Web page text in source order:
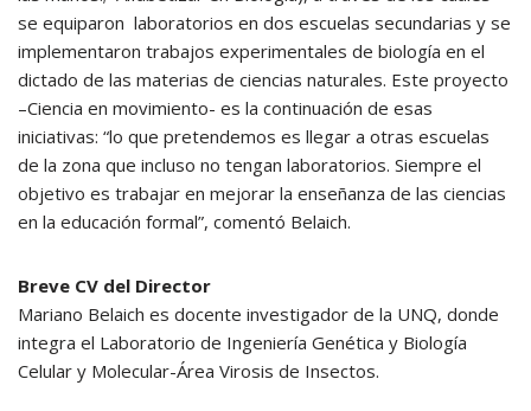
se equiparon laboratorios en dos escuelas secundarias y se
implementaron trabajos experimentales de biología en el
dictado de las materias de ciencias naturales. Este proyecto
–Ciencia en movimiento- es la continuación de esas
iniciativas: “lo que pretendemos es llegar a otras escuelas
de la zona que incluso no tengan laboratorios. Siempre el
objetivo es trabajar en mejorar la enseñanza de las ciencias
en la educación formal”, comentó Belaich.
Breve CV del Director
Mariano Belaich es docente investigador de la UNQ, donde
integra el Laboratorio de Ingeniería Genética y Biología
Celular y Molecular-Área Virosis de Insectos.